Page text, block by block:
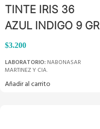
TINTE IRIS 36
AZUL INDIGO 9 GR
$3.200
LABORATORIO: NABONASAR
MARTINEZ Y CIA.
Añadir al carrito